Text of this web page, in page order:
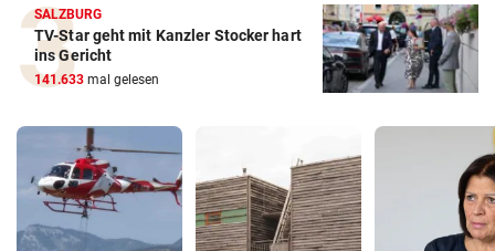
SALZBURG
TV-Star geht mit Kanzler Stocker hart
ins Gericht
141.633 mal gelesen